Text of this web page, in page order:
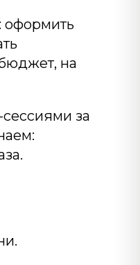
оформить
на
за